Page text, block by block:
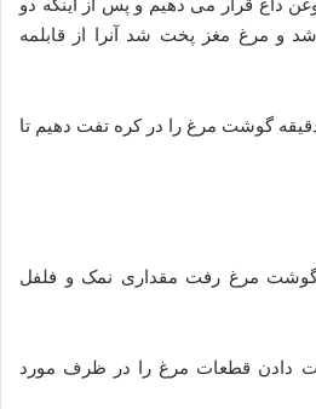
داغ قرار می دهیم و پس از اینکه دو
و مرغ مغز پخت شد آنرا از قابلمه
مرحله بعدی باید حدود ۵ دقیقه گوشت مرغ را در کره تفت دهیم تا
گوشت مرغ رفت مقداری نمک و فلفل
دادن قطعات مرغ را در ظرف مورد